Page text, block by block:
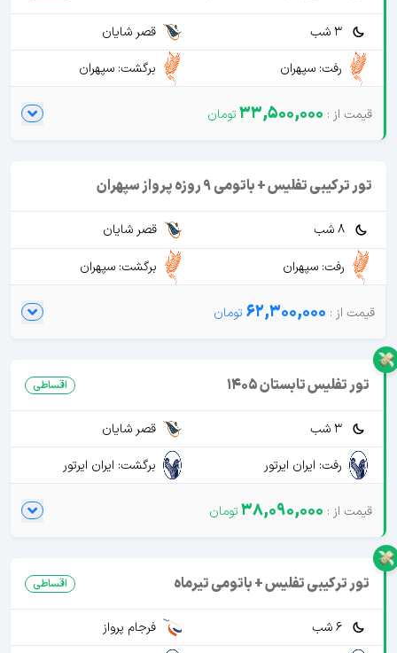
3 شب
قصر شایان
رفت: سپهران
برگشت: سپهران
33,500,000
تور ترکیبی تفلیس + باتومی 9 روزه پرواز سپهران
8 شب
قصر شایان
رفت: سپهران
برگشت: سپهران
62,300,000
تور تفلیس تابستان 1405 اقساطی
3 شب
قصر شایان
رفت: ایران ایرتور
برگشت: ایران ایرتور
38,090,000
تور ترکیبی تفلیس + باتومی تیرماه اقساطی
6 شب
فرجام پرواز